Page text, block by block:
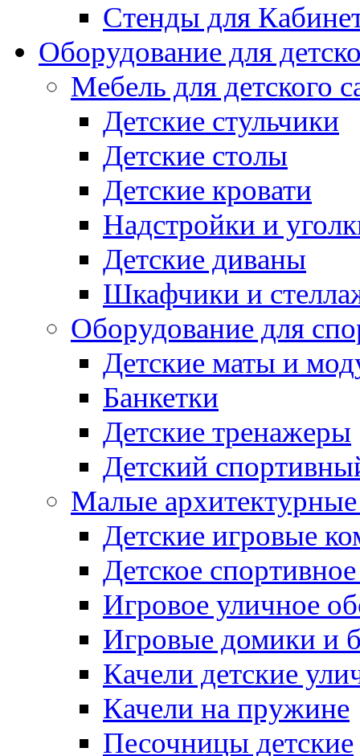
Стенды для
Оборудование для
Мебель для детского
Детские стульчики
Детские столы
Детские кровати
Надстройки и
Детские диваны
Шкафчики и
Оборудование для
Детские маты и
Банкетки
Детские тренажеры
Детский
Малые
Детские игровые
Детское
Игровое уличное
Игровые домики и
Качели детские
Качели на пружине
Песочницы детские